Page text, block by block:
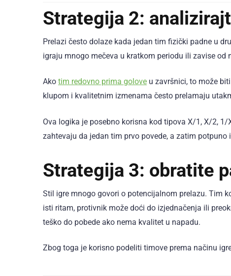
Strategija 2:
Prelazi često dolaze kada jedan tim fizički padne u
igraju mnogo mečeva u kratkom periodu ili zavise od
Ako tim redovno prima golove u završnici, to može
klupom i kvalitetnim izmenama često prelamaju
Ova logika je posebno korisna kod tipova X/1, X/2,
zahtevaju da jedan tim prvo povede, a zatim
Strategija 3: obratite
Stil igre mnogo govori o potencijalnom prelazu. Tim
isti ritam, protivnik može doći do izjednačenja ili
teško do pobede ako nema kvalitet u napadu.
Zbog toga je korisno podeliti timove prema načinu